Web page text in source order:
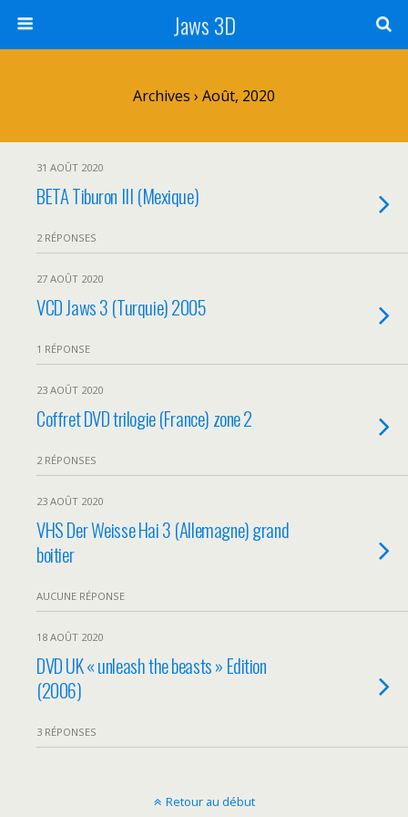
Jaws 3D
Archives › Août, 2020
31 AOÛT 2020
BETA Tiburon III (Mexique)
2 RÉPONSES
27 AOÛT 2020
VCD Jaws 3 (Turquie) 2005
1 RÉPONSE
23 AOÛT 2020
Coffret DVD trilogie (France) zone 2
2 RÉPONSES
23 AOÛT 2020
VHS Der Weisse Hai 3 (Allemagne) grand
boitier
AUCUNE RÉPONSE
18 AOÛT 2020
DVD UK « unleash the beasts » Edition
(2006)
3 RÉPONSES
Retour au début